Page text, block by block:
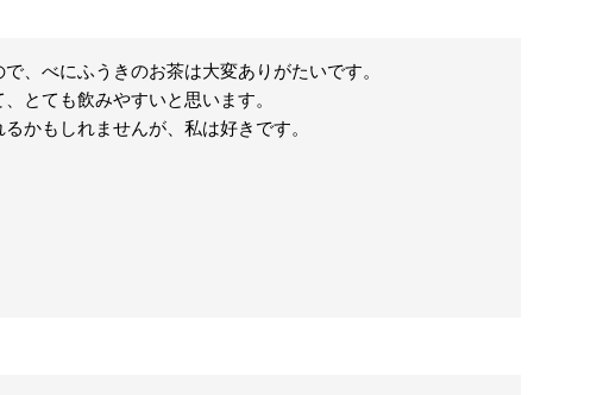
、べにふうきのお茶は大変ありがたいです。
とても飲みやすいと思います。
かもしれませんが、私は好きです。